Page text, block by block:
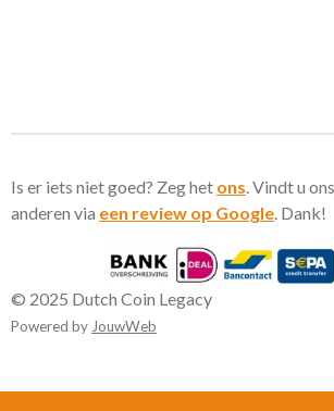
Is er iets niet goed? Zeg het ons . Vindt u
anderen via een review op Google . Dank!
© 2025 Dutch Coin Legacy
Powered by JouwWeb